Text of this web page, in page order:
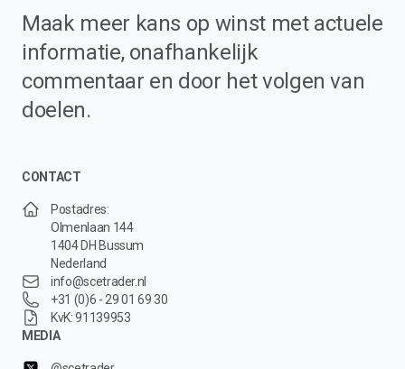
Maak meer kans op winst met actuele
informatie, onafhankelijk
commentaar en door het volgen van
doelen.
CONTACT
Postadres:
Olmenlaan 144
1404 DH Bussum
Nederland
info@scetrader.nl
+31 (0)6 - 29 01 69 30
KvK: 91139953
MEDIA